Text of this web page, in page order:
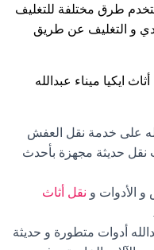
طرق مختلفة للتغليف
و التغليف عن طريق
ايكيا ميناء عبدالله
على خدمة نقل العفش
نقل حديثة مجهزة بأحدث
الأدوات و نقل أثاث
أدوات متطورة و حديثة